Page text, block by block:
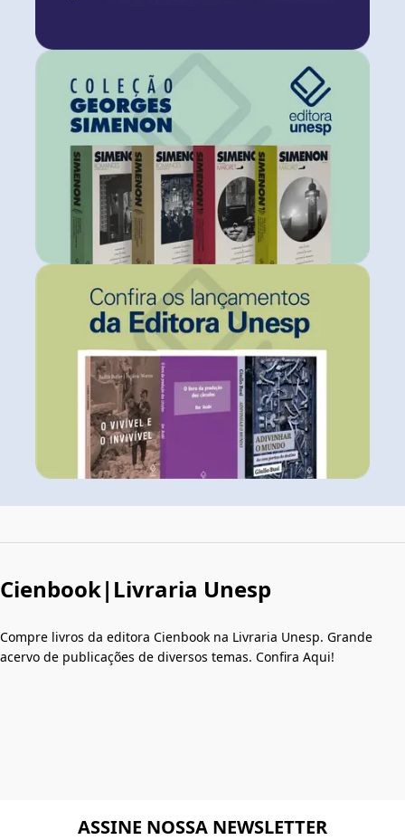
Cienbook|Livraria Unesp
Compre livros da editora Cienbook na Livraria Unesp. Grande
acervo de publicações de diversos temas. Confira Aqui!
ASSINE NOSSA NEWSLETTER